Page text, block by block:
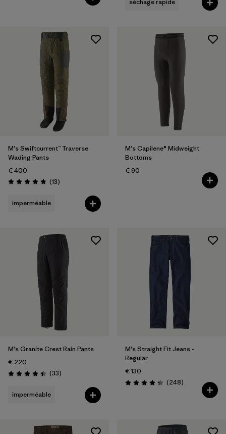
M's Swiftcurrent™ Traverse
Wading Pants
€ 400
Évaluation: 4.8 / 5
(13Avis
)
imperméable
M's Capilene® Midweight
Bottoms
€ 90
M's Granite Crest Rain Pants
€ 220
Évaluation: 4.4 / 5
(33Avis
)
imperméable
M's Straight Fit Jeans -
Regular
€ 130
Évaluation: 4.3 / 5
(248Avis
)